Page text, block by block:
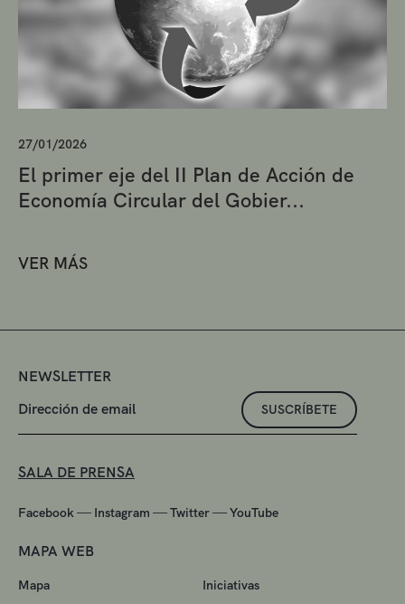
27/01/2026
El primer eje del II Plan de Acción de
Economía Circular del Gobier...
VER MÁS
NEWSLETTER
SUSCRÍBETE
SALA DE PRENSA
Facebook — Instagram —Twitter—YouTube
MAPA WEB
Mapa
Iniciativas